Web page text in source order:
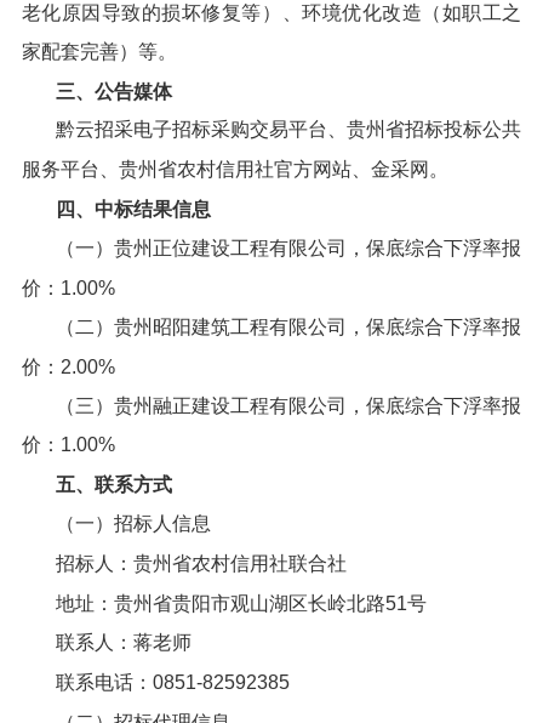
老化原因导致的损坏修复等）、环境优化改造（如职工之
家配套完善）等。
三、公告媒体
黔云招采电子招标采购交易平台、贵州省招标投标公共
服务平台、贵州省农村信用社官方网站、金采网。
四、中标结果信息
（一）贵州正位建设工程有限公司，保底综合下浮率报
价：1.00%
（二）贵州昭阳建筑工程有限公司，保底综合下浮率报
价：2.00%
（三）贵州融正建设工程有限公司，保底综合下浮率报
价：1.00%
五、联系方式
（一）招标人信息
招标人：贵州省农村信用社联合社
地址：贵州省贵阳市观山湖区长岭北路51号
联系人：蒋老师
联系电话：0851-82592385